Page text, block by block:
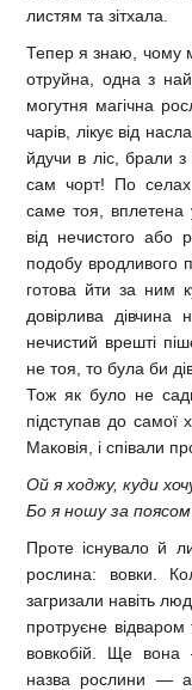
листям та зітхала.
Тепер я знаю, чому
отруйна, одна з
могутня магічна
чарів, лікує від
йдучи в ліс, брали з
сам чорт! По селах
саме тоя, вплетена
від нечистого або
подобу вродливого
готова йти за ним
довірлива дівчина
нечистий врешті
не тоя, то була би
Тож як було не
підступав до самої
Маковія, і співали
Ой я ходжу, куди
Бо я ношу за
Проте існувало й
рослина: вовки.
загризали навіть
протруєне
вовкобій. Ще вона
назва рослини —